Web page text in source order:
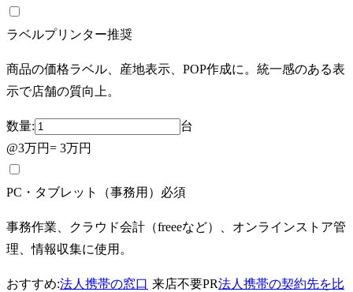
ラベルプリンター推奨
商品の価格ラベル、産地表示、POP作成に。統一感のある表
示で店舗の質向上。
数量:
台
@3万円= 3万円
PC・タブレット（事務用） 必須
事務作業、クラウド会計（freeeなど）、オンラインストア管
理、情報収集に使用。
おすすめ:法人携帯の窓口 来店不要PR法人携帯の契約先を比